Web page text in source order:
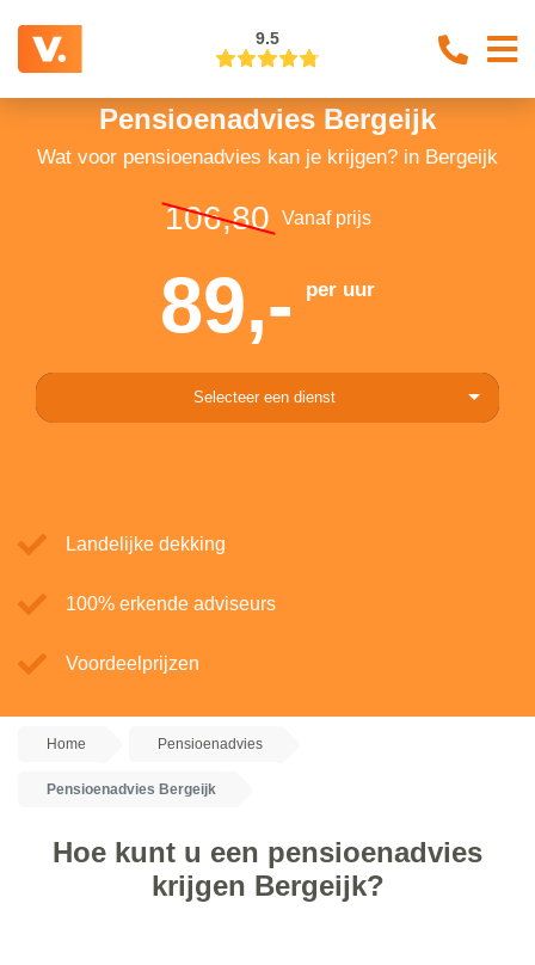
9.5
Pensioenadvies Bergeijk
Wat voor pensioenadvies kan je krijgen? in Bergeijk
106,80 Vanaf prijs
89,- per uur
Selecteer een dienst
Landelijke dekking
100% erkende adviseurs
Voordeelprijzen
Home Pensioenadvies
Pensioenadvies Bergeijk
Hoe kunt u een pensioenadvies
krijgen Bergeijk?